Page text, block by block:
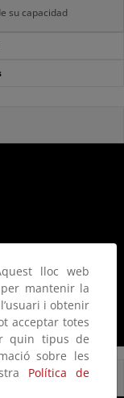
su capacidad
lloc web
mantenir la
i obtenir
acceptar totes
quin tipus de
sobre les
Política de